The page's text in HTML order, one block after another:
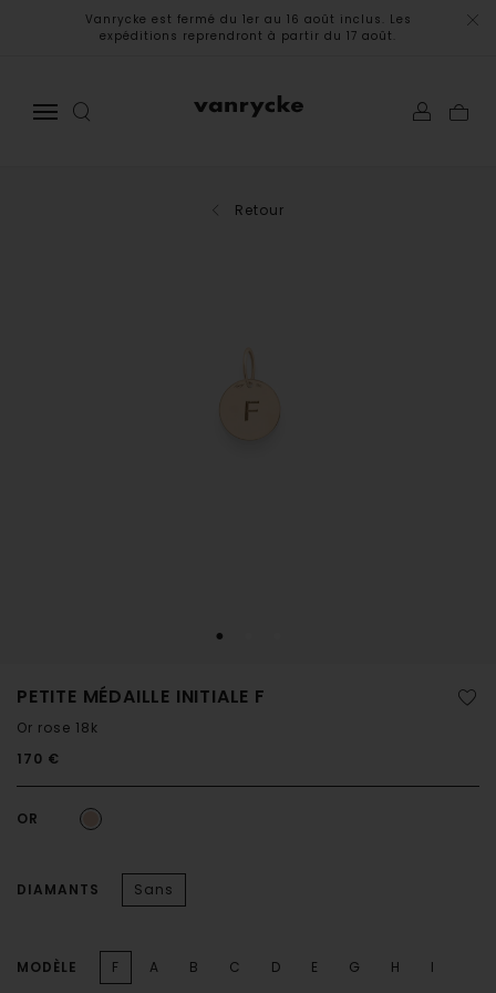
Vanrycke est fermé du 1er au 16 août inclus. Les
expéditions reprendront à partir du 17 août.
Retour
PETITE MÉDAILLE INITIALE F
Or rose 18k
170 €
OR
DIAMANTS Sans
MODÈLE F A B C D E G H
I